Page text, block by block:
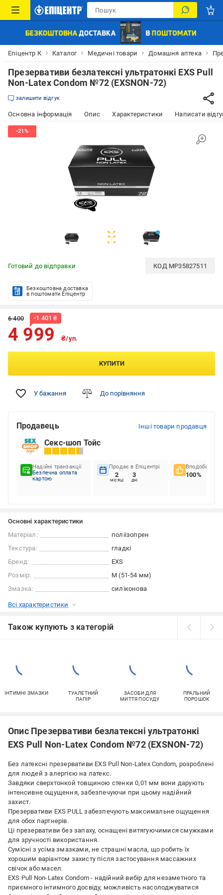
Епіцентр К Каталог Медичні товари Домашня аптека
Презервативи безлатексні ультратонкі EXS Pull
Non-Latex Condom №72 (EXSNON-72)
залишити відгук
Основна інформація Опис Характеристики Написати
Готовий до відправки КОД MP35827511
Безкоштовна доставка
в поштомати Епіцентр
6 400 -1 401 ₴
4 999 ₴/уп.
КУПИТИ
У бажання До порівняння
Продавець Інші товари продавця
Секс-шоп Тойс
Надійні транзакції
Безпечна оплата
картою
Продає в Епіцентрі
2
місяці
3
дні
Вподобання
100%
Основні характеристики
Матеріал:
поліізопрен
Текстура:
гладкі
Бренд:
EXS
Розмір:
M (51-54 мм)
Змазка:
силіконова
Всі характеристики
Також купують з категорій
ІНТИМНІ ЗМАЗКИ
ТУАЛЕТНИЙ
ПАПІР
ЗАСОБИ ДЛЯ
МИТТЯ ПОСУДУ
ПРАЛЬНИЙ
ПОРОШОК
Опис Презервативи безлатексні ультратонкі
EXS Pull Non-Latex Condom №72 (EXSNON-72)
Без латексні презервативи EXS Pull Non-Latex Condom, розроблені
для людей з алергією на латекс.
Завдяки сверхтонкой товщиною стенки 0,01 мм вони дарують
інтенсивне ощущення, забезпечуючи при цьому надійний
захист.
Презервативи EXS PULL забезпечують максимальне ощущення
для обох партнерів.
Ці презервативи без запаху, оснащені витягуючимися смужками
для зручності використання.
Сумісні з усіма змазками, не страшні масла, що робить їх
хорошим варіантом захисту після застосування массажних
свічок або масел.
EXS Pull Non-Latex Condom - надійний вибір для незаметного та
приємного інтимного досвіду, можливість насолоджуватися